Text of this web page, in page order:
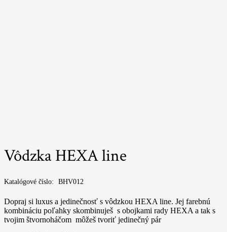
Vôdzka HEXA line
Katalógové číslo: BHV012
Dopraj si luxus a jedinečnosť s vôdzkou HEXA line. Jej farebnú
kombináciu poľahky skombinuješ s obojkami rady HEXA a tak s
tvojim štvornoháčom môžeš tvoriť jedinečný pár